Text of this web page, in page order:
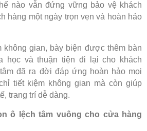
nào vẫn đứng vững bảo vệ khách
hàng một ngày trọn vẹn và hoàn hảo
không gian, bày biện được thêm bàn
học và thuận tiện đi lại cho khách
đã ra đời đáp ứng hoàn hảo mọi
tiết kiệm không gian mà còn giúp
trang trí dễ dàng.
ô lệch tâm vuông cho cửa hàng